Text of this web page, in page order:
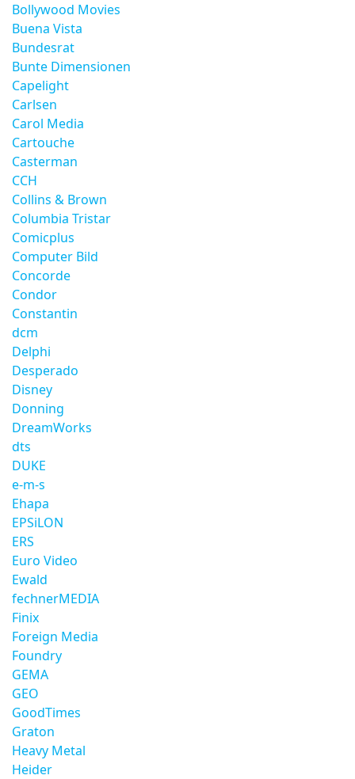
Bollywood Movies
Buena Vista
Bundesrat
Bunte Dimensionen
Capelight
Carlsen
Carol Media
Cartouche
Casterman
CCH
Collins & Brown
Columbia Tristar
Comicplus
Computer Bild
Concorde
Condor
Constantin
dcm
Delphi
Desperado
Disney
Donning
DreamWorks
dts
DUKE
e-m-s
Ehapa
EPSiLON
ERS
Euro Video
Ewald
fechnerMEDIA
Finix
Foreign Media
Foundry
GEMA
GEO
GoodTimes
Graton
Heavy Metal
Heider